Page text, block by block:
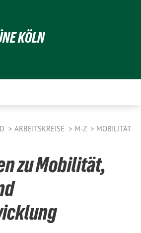
KÖLN
ARBEITSKREISE M-Z MOBILITÄT
zu Mobilität,